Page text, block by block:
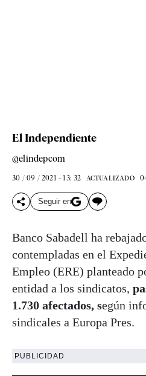
El Independiente
@elindepcom
30 / 09 / 2021 - 13: 32 ACTUALIZADO
Seguir en
Banco Sabadell ha
contempladas en el
Empleo (ERE) planteado
entidad a los sindicatos,
1.730 afectados, según
sindicales a Europa Pres.
PUBLICIDAD